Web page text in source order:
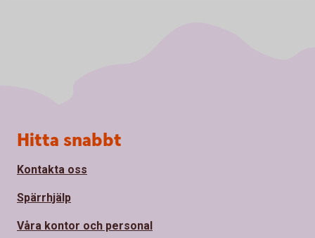
Sidfot
Hitta snabbt
Kontakta oss
Spärrhjälp
Våra kontor och personal